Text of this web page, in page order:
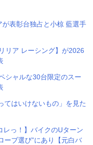
が表彰台独占と小椋 藍選手
リア レーシング】が2026
シャルな30台限定のスー
てはいけないもの」を見た
レっ！】バイクのUターン
ーブ選び”にあり【元白バ